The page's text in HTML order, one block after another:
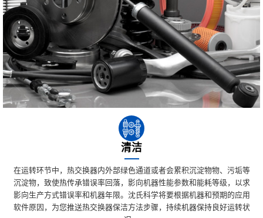
清洁
在运转环节中，热交换器内外部绿色通道或者会累积沉淀物物、污垢等
沉淀物，致使热传承错误率回落，影向机器性能参数和能耗等级，以求
影向生产方式错误率和机器年限。沈氏科学将要根据机器和预期的应用
软件原因，为您推送热交换器保洁方法步骤，持续机器保持良好运转状